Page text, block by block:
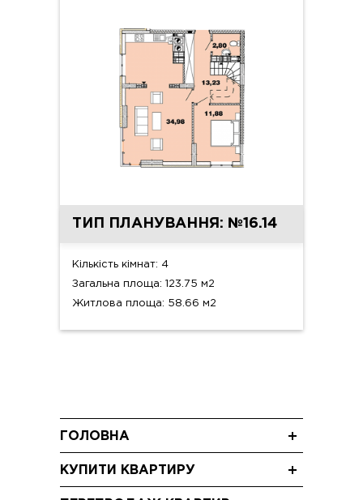
ТИП ПЛАНУВАННЯ: №16.14
Кількість кімнат: 4
Загальна площа: 123.75 м2
Житлова площа: 58.66 м2
ГОЛОВНА
КУПИТИ КВАРТИРУ